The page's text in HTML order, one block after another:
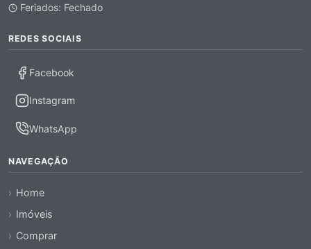
Feriados: Fechado
REDES SOCIAIS
Facebook
Instagram
WhatsApp
NAVEGAÇÃO
Home
Imóveis
Comprar